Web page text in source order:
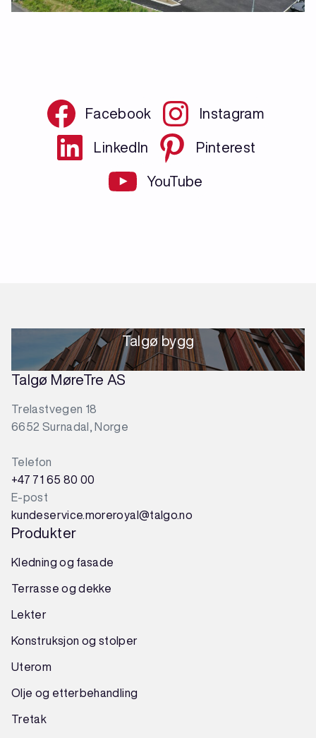
Facebook Instagram
LinkedIn Pinterest
YouTube
Talgø bygg
Talgø MøreTre AS
Trelastvegen 18
6652 Surnadal, Norge
Telefon
+47 71 65 80 00
E-post
kundeservice.moreroyal@talgo.no
Produkter
Kledning og fasade
Terrasse og dekke
Lekter
Konstruksjon og stolper
Uterom
Olje og etterbehandling
Tretak